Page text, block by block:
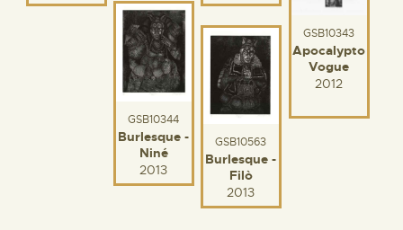
GSB10343
Apocalypto
Vogue
2012
GSB10344
Burlesque -
Niné
2013
GSB10563
Burlesque -
Filò
2013